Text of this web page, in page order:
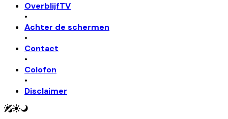
OverblijfTV
•
Achter de schermen
•
Contact
•
Colofon
•
Disclaimer